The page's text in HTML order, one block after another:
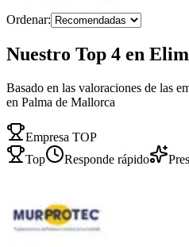
Ordenar:
Nuestro Top 4 en
Basado en las valoraciones de las
en Palma de Mallorca
Empresa TOP
Top
Responde rápido